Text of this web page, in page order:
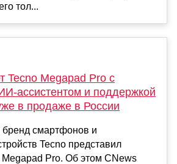
тол...
Tecno Megapad Pro с
ассистентом и поддержкой
в продаже в России
смартфонов и
Tecno представил
Pro. Об этом CNews